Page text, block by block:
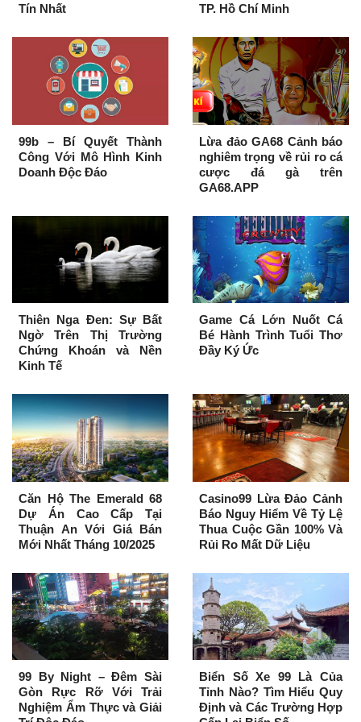
Tín Nhất
TP. Hồ Chí Minh
99b – Bí Quyết Thành
Công Với Mô Hình Kinh
Doanh Độc Đáo
Lừa đảo GA68 Cảnh báo
nghiêm trọng về rủi ro cá
cược đá gà trên
GA68.APP
Thiên Nga Đen: Sự Bất
Ngờ Trên Thị Trường
Chứng Khoán và Nền
Kinh Tế
Game Cá Lớn Nuốt Cá
Bé Hành Trình Tuổi Thơ
Đầy Ký Ức
Căn Hộ The Emerald 68
Dự Án Cao Cấp Tại
Thuận An Với Giá Bán
Mới Nhất Tháng 10/2025
Casino99 Lừa Đảo Cảnh
Báo Nguy Hiểm Về Tỷ Lệ
Thua Cuộc Gần 100% Và
Rủi Ro Mất Dữ Liệu
99 By Night – Đêm Sài
Gòn Rực Rỡ Với Trải
Nghiệm Ẩm Thực và Giải
Biển Số Xe 99 Là Của
Tỉnh Nào? Tìm Hiểu Quy
Định và Các Trường Hợp